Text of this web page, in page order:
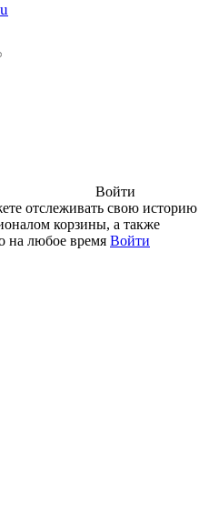
Войти
отслеживать свою историю
корзины, а также
на любое время Войти